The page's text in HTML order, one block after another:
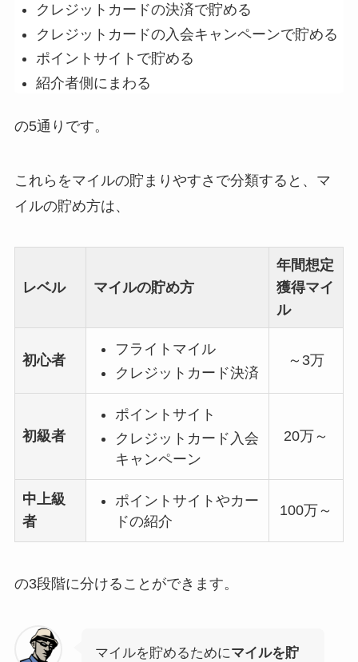
クレジットカードの決済で貯める
クレジットカードの入会キャンペーンで貯める
ポイントサイトで貯める
紹介者側にまわる
の5通りです。
これらをマイルの貯まりやすさで分類すると、マ
イルの貯め方は、
レベル マイルの貯め方
年間想定
獲得マイ
ル
初心者
フライトマイル
クレジットカード決済
～3万
初級者
ポイントサイト
クレジットカード入会
キャンペーン
20万～
中上級
者
ポイントサイトやカー
ドの紹介
100万～
の3段階に分けることができます。
マイルを貯めるためにマイルを貯